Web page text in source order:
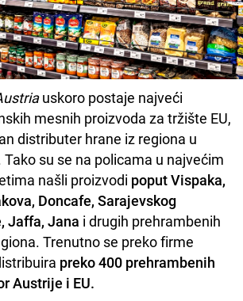
uskoro postaje najveći
mesnih proizvoda za tržište EU,
distributer hrane iz regiona u
su se na policama u najvećim
našli proizvodi poput Vispaka,
Doncafe, Sarajevskog
Jaffa, Jana i drugih prehrambenih
Trenutno se preko firme
preko 400 prehrambenih
Austrije i EU.